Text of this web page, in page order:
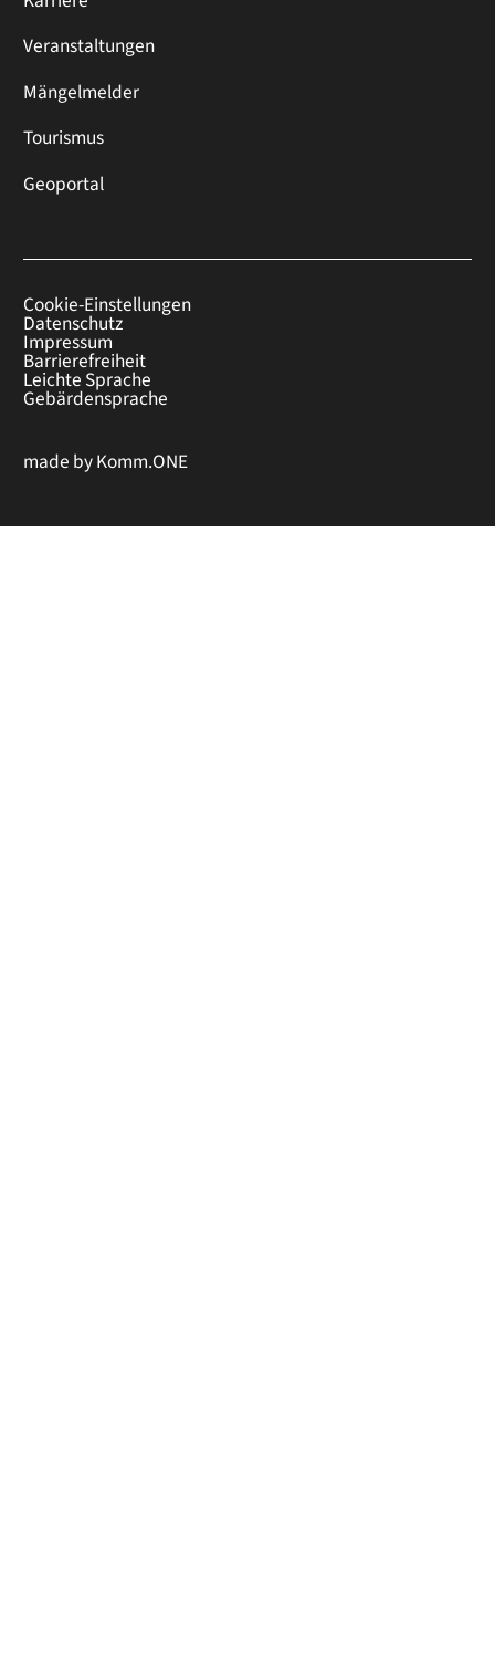
Veranstaltungen
Mängelmelder
Tourismus
Geoportal
Cookie-Einstellungen
Datenschutz
Impressum
Barrierefreiheit
Leichte Sprache
Gebärdensprache
made byKomm.ONE